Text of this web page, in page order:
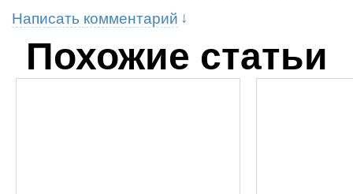
Написать комментарий
Похожие статьи